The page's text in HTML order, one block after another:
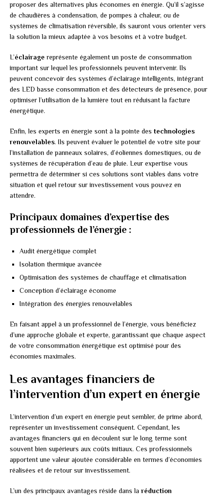
proposer des alternatives plus économes en énergie. Qu’il s’agisse
de chaudières à condensation, de pompes à chaleur, ou de
systèmes de climatisation réversible, ils sauront vous orienter vers
la solution la mieux adaptée à vos besoins et à votre budget.
L’éclairage représente également un poste de consommation
important sur lequel les professionnels peuvent intervenir. Ils
peuvent concevoir des systèmes d’éclairage intelligents, intégrant
des LED basse consommation et des détecteurs de présence, pour
optimiser l’utilisation de la lumière tout en réduisant la facture
énergétique.
Enfin, les experts en énergie sont à la pointe des technologies
renouvelables. Ils peuvent évaluer le potentiel de votre site pour
l’installation de panneaux solaires, d’éoliennes domestiques, ou de
systèmes de récupération d’eau de pluie. Leur expertise vous
permettra de déterminer si ces solutions sont viables dans votre
situation et quel retour sur investissement vous pouvez en
attendre.
Principaux domaines d’expertise des
professionnels de l’énergie :
Audit énergétique complet
Isolation thermique avancée
Optimisation des systèmes de chauffage et climatisation
Conception d’éclairage économe
Intégration des énergies renouvelables
En faisant appel à un professionnel de l’énergie, vous bénéficiez
d’une approche globale et experte, garantissant que chaque aspect
de votre consommation énergétique est optimisé pour des
économies maximales.
Les avantages financiers de
l’intervention d’un expert en énergie
L’intervention d’un expert en énergie peut sembler, de prime abord,
représenter un investissement conséquent. Cependant, les
avantages financiers qui en découlent sur le long terme sont
souvent bien supérieurs aux coûts initiaux. Ces professionnels
apportent une valeur ajoutée considérable en termes d’économies
réalisées et de retour sur investissement.
L’un des principaux avantages réside dans la réduction